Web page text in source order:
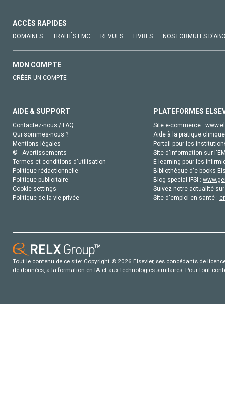
ACCÈS RAPIDES
DOMAINES TRAITÉS EMC REVUES LIVRES NOS FORMULES
MON COMPTE
CRÉER UN COMPTE
AIDE & SUPPORT
Contactez-nous / FAQ
Qui sommes-nous ?
Mentions légales
© - Avertissements
Termes et conditions d'utilisation
Politique rédactionnelle
Politique publicitaire
Cookie settings
Politique de la vie privée
PLATEFORMES
Site e-commerce :
Aide à la pratique
Portail pour les
Site d'information sur
E-learning pour les
Bibliothèque d'e-books
Blog special IFSI :
Suivez notre actualité
Site d'emploi en santé :
Tout le contenu de ce site: Copyright © 2026 Elsevier, ses concédants de
de données, a la formation en IA et aux technologies similaires. Pour tout